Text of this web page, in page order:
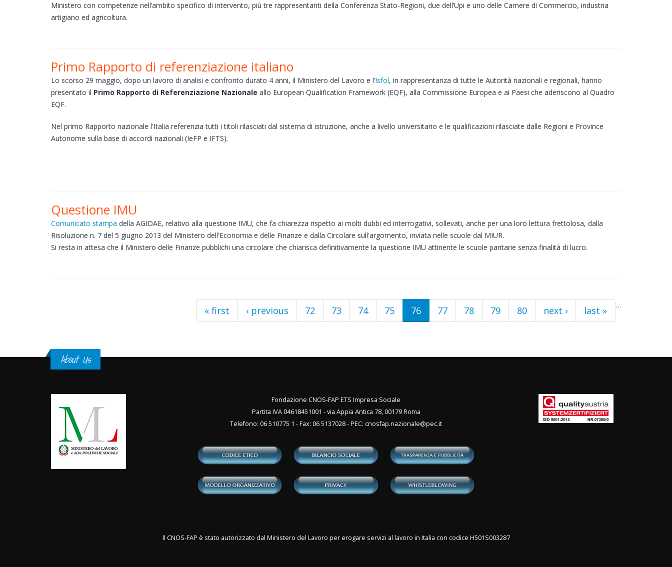
Ministero con competenze nell’ambito specifico di intervento, più tre rappresentanti della Conferenza Stato-Regioni, due dell’Upi e uno delle Camere di Commercio, industria
artigiano ed agricoltura.
Primo Rapporto di referenziazione italiano
Lo scorso 29 maggio, dopo un lavoro di analisi e confronto durato 4 anni, il Ministero del Lavoro e l’Isfol, in rappresentanza di tutte le Autorità nazionali e regionali, hanno
presentato il Primo Rapporto di Referenziazione Nazionale allo European Qualification Framework (EQF), alla Commissione Europea e ai Paesi che aderiscono al Quadro
EQF.
Nel primo Rapporto nazionale l'Italia referenzia tutti i titoli rilasciati dal sistema di istruzione, anche a livello universitario e le qualificazioni rilasciate dalle Regioni e Province
Autonome sulla base di accordi nazionali (IeFP e IFTS).
Questione IMU
Comunicato stampa della AGIDAE, relativo alla questione IMU, che fa chiarezza rispetto ai molti dubbi ed interrogativi, sollevati, anche per una loro lettura frettolosa, dalla
Risoluzione n. 7 del 5 giugno 2013 del Ministero dell'Economia e delle Finanze e dalla Circolare sull'argomento, inviata nelle scuole dal MIUR.
Si resta in attesa che il Ministero delle Finanze pubblichi una circolare che chiarisca definitivamente la questione IMU attinente le scuole paritarie senza finalità di lucro.
« first ‹ previous …
72 73 74 75 76 77 78 79 80 next › last »
About Us
Fondazione CNOS-FAP ETS Impresa Sociale
Partita IVA 04618451001 - via Appia Antica 78, 00179 Roma
Telefono: 06 510775 1 - Fax: 06 5137028 - PEC: cnosfap.nazionale@pec.it
Il CNOS-FAP è stato autorizzato dal Ministero del Lavoro per erogare servizi al lavoro in Italia con codice H501S003287